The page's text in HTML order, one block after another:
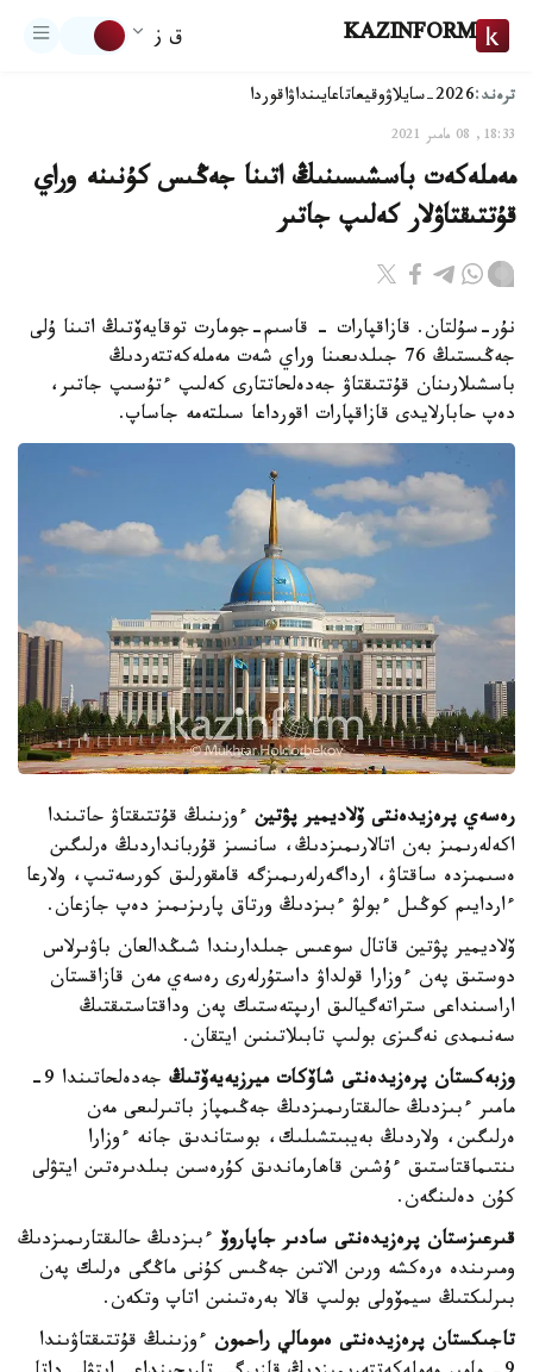
KAZINFORM ق ز
ترەند:2026-سايلاۋ وقيعاتاعايىنداۋاقوردا
18:33, 08 مامىر 2021
مەملەكەت باسشىسىنىڭ اتىنا جەڭىس كۇنىنە وراي
قۇتتىقتاۋلار كەلىپ جاتىر
نۇر-سۇلتان. قازاقپارات - قاسىم-جومارت توقايەۆتىڭ اتىنا ۇلى
جەڭىستىڭ 76 جىلدىعىنا وراي شەت مەملەكەتتەردىڭ
باسشىلارىنان قۇتتىقتاۋ جەدەلحاتتارى كەلىپ ءتۇسىپ جاتىر،
دەپ حابارلايدى قازاقپارات اقورداعا سىلتەمە جاساپ.
رەسەي پرەزيدەنتى ۆلاديمير پۋتين ءوزىنىڭ قۇتتىقتاۋ حاتىندا
اكەلەرىمىز بەن اتالارىمىزدىڭ، سانسىز قۇربانداردىڭ ەرلىگىن
ەسىمىزدە ساقتاۋ، ارداگەرلەرىمىزگە قامقورلىق كورسەتىپ، ولارعا
ءاردايىم كوڭىل ءبولۋ ءبىزدىڭ ورتاق پارىزىمىز دەپ جازعان.
ۆلاديمير پۋتين قاتال سوعىس جىلدارىندا شىڭدالعان باۋىرلاس
دوستىق پەن ءوزارا قولداۋ داستۇرلەرى رەسەي مەن قازاقستان
اراسىنداعى ستراتەگيالىق ارىپتەستىك پەن وداقتاستىقتىڭ
سەنىمدى نەگىزى بولىپ تابىلاتىنىن ايتقان.
وزبەكستان پرەزيدەنتى شاۆكات ميرزيەيەۆتىڭ
جەدەلحاتىندا 9-
مامىر ءبىزدىڭ حالىقتارىمىزدىڭ جەڭىمپاز باتىرلىعى مەن
ەرلىگىن، ولاردىڭ بەيبىتشىلىك، بوستاندىق جانە ءوزارا
ىنتىماقتاستىق ءۇشىن قاھارماندىق كۇرەسىن بىلدىرەتىن ايتۋلى
كۇن دەلىنگەن.
قىرعىزستان پرەزيدەنتى سادىر جاپاروۆ ءبىزدىڭ حالىقتارىمىزدىڭ
ومىرىندە ەرەكشە ورىن الاتىن جەڭىس كۇنى ماڭگى ەرلىك پەن
بىرلىكتىڭ سيمۆولى بولىپ قالا بەرەتىنىن اتاپ وتكەن.
تاجىكستان پرەزيدەنتى ەمومالي راحمون ءوزىنىڭ قۇتتىقتاۋىندا